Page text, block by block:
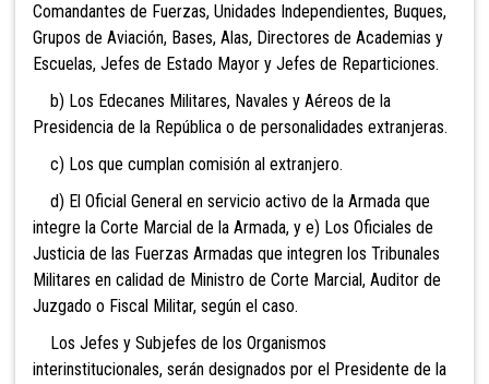
Comandantes de Fuerzas, Unidades Independientes, Buques,
Grupos de Aviación, Bases, Alas, Directores de Academias y
Escuelas, Jefes de Estado Mayor y Jefes de Reparticiones.
b) Los Edecanes Militares, Navales y Aéreos de la
Presidencia de la República o de personalidades extranjeras.
c) Los que cumplan comisión al extranjero.
d) El Oficial General en servicio activo de la Armada que
integre la Corte Marcial de la Armada, y e) Los Oficiales de
Justicia de las Fuerzas Armadas que integren los Tribunales
Militares en calidad de Ministro de Corte Marcial, Auditor de
Juzgado o Fiscal Militar, según el caso.
Los Jefes y Subjefes de los Organismos
interinstitucionales, serán designados por el Presidente de la